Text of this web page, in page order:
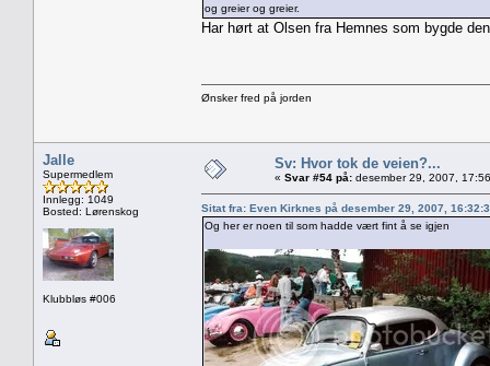
og greier og greier.
Har hørt at Olsen fra Hemnes som bygde
Ønsker fred på jorden
Jalle
Supermedlem
Innlegg: 1049
Bosted: Lørenskog
Klubbløs #006
Sv: Hvor tok de veien?...
« Svar #54 på: desember 29, 2007,
Sitat fra: Even Kirknes på desember 29, 2007,
Og her er noen til som hadde vært fint å se igjen